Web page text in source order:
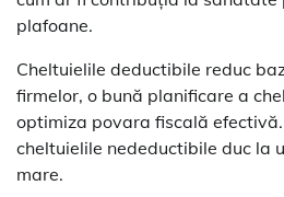
plafoane.
Cheltuielile deductibile reduc
firmelor, o bună planificare a
optimiza povara fiscală
cheltuielile nedeductibile duc la
mare.